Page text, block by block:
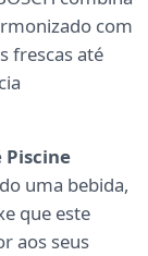
com
frescas até
Piscine
uma bebida,
que este
aos seus